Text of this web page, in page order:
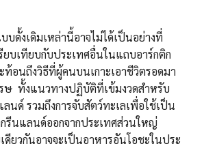
ดั้งเดิมเหล่านี้อาจไม่ได้เป็นอย่างที่
บเทียบกับประเทศอื่นในแถบอาร์กติก
อนถึงวิธีที่ผู้คนบนเกาะเอาชีวิตรอดมา
ษ ทั้งแนวทางปฏิบัติที่เข้มงวดสำหรับ
นด์ รวมถึงการจับสัตว์ทะเลเพื่อใช้เป็น
รีนแลนด์ออกจากประเทศส่วนใหญ่
ดียวกันอาจจะเป็นอาหารอันโอชะในประ